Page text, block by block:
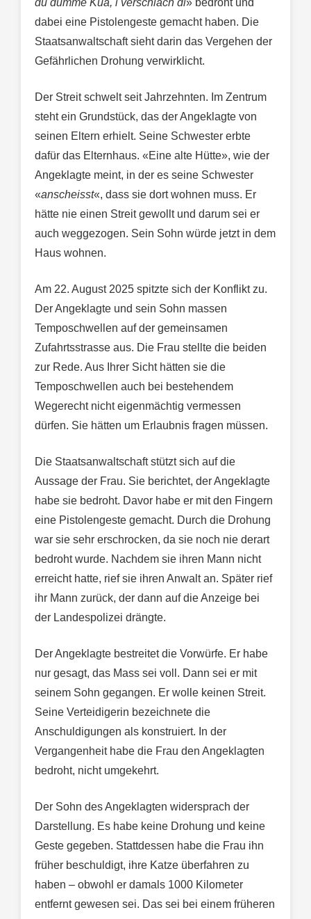
du dumme Kua, i verschlach di» bedroht und
dabei eine Pistolengeste gemacht haben. Die
Staatsanwaltschaft sieht darin das Vergehen der
Gefährlichen Drohung verwirklicht.
Der Streit schwelt seit Jahrzehnten. Im Zentrum
steht ein Grundstück, das der Angeklagte von
seinen Eltern erhielt. Seine Schwester erbte
dafür das Elternhaus. «Eine alte Hütte», wie der
Angeklagte meint, in der es seine Schwester
«anscheisst«, dass sie dort wohnen muss. Er
hätte nie einen Streit gewollt und darum sei er
auch weggezogen. Sein Sohn würde jetzt in dem
Haus wohnen.
Am 22. August 2025 spitzte sich der Konflikt zu.
Der Angeklagte und sein Sohn massen
Temposchwellen auf der gemeinsamen
Zufahrtsstrasse aus. Die Frau stellte die beiden
zur Rede. Aus Ihrer Sicht hätten sie die
Temposchwellen auch bei bestehendem
Wegerecht nicht eigenmächtig vermessen
dürfen. Sie hätten um Erlaubnis fragen müssen.
Die Staatsanwaltschaft stützt sich auf die
Aussage der Frau. Sie berichtet, der Angeklagte
habe sie bedroht. Davor habe er mit den Fingern
eine Pistolengeste gemacht. Durch die Drohung
war sie sehr erschrocken, da sie noch nie derart
bedroht wurde. Nachdem sie ihren Mann nicht
erreicht hatte, rief sie ihren Anwalt an. Später rief
ihr Mann zurück, der dann auf die Anzeige bei
der Landespolizei drängte.
Der Angeklagte bestreitet die Vorwürfe. Er habe
nur gesagt, das Mass sei voll. Dann sei er mit
seinem Sohn gegangen. Er wolle keinen Streit.
Seine Verteidigerin bezeichnete die
Anschuldigungen als konstruiert. In der
Vergangenheit habe die Frau den Angeklagten
bedroht, nicht umgekehrt.
Der Sohn des Angeklagten widersprach der
Darstellung. Es habe keine Drohung und keine
Geste gegeben. Stattdessen habe die Frau ihn
früher beschuldigt, ihre Katze überfahren zu
haben – obwohl er damals 1000 Kilometer
entfernt gewesen sei. Das sei bei einem früheren